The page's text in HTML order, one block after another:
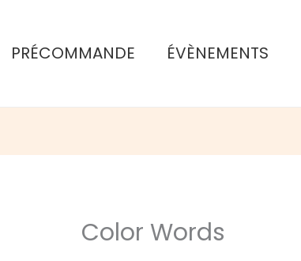
PRÉCOMMANDE ÉVÈNEMENTS
Color Words